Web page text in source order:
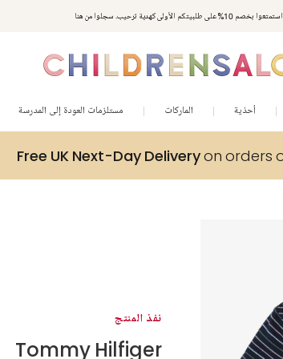
استمتعوا بخصم 10% على طلبيتكم الأولى كهدية ترحيب. سجلوا من هنا
أحذية الماركات مستلزمات العودة إلى المدرسة
Free UK Next-Day Deliveryon orders
نفذ المنتج
Tommy Hilfiger